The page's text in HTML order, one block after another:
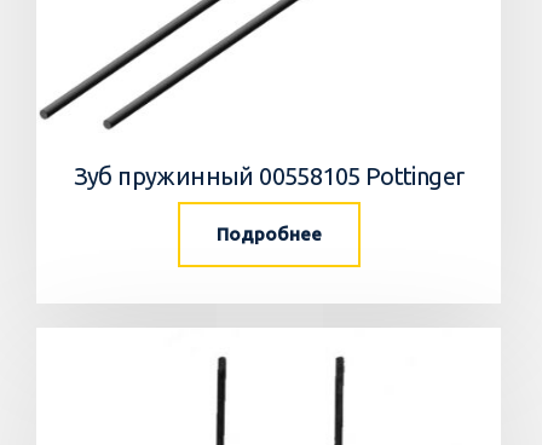
Зуб пружинный 00558105 Pottinger
Подробнее